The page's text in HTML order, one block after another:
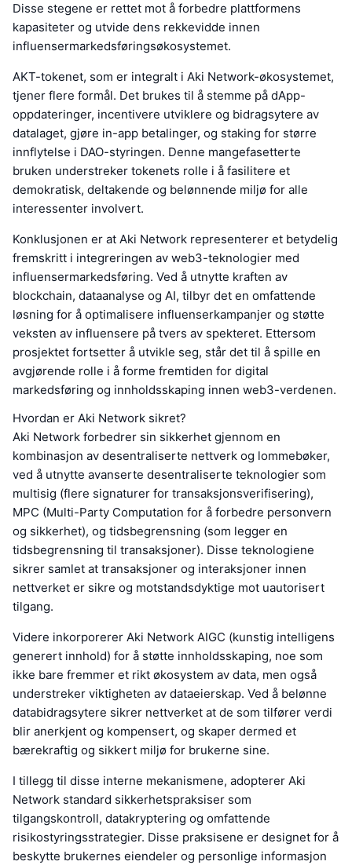
Disse stegene er rettet mot å forbedre plattformens
kapasiteter og utvide dens rekkevidde innen
influensermarkedsføringsøkosystemet.
AKT-tokenet, som er integralt i Aki Network-økosystemet,
tjener flere formål. Det brukes til å stemme på dApp-
oppdateringer, incentivere utviklere og bidragsytere av
datalaget, gjøre in-app betalinger, og staking for større
innflytelse i DAO-styringen. Denne mangefasetterte
bruken understreker tokenets rolle i å fasilitere et
demokratisk, deltakende og belønnende miljø for alle
interessenter involvert.
Konklusjonen er at Aki Network representerer et betydelig
fremskritt i integreringen av web3-teknologier med
influensermarkedsføring. Ved å utnytte kraften av
blockchain, dataanalyse og AI, tilbyr det en omfattende
løsning for å optimalisere influenserkampanjer og støtte
veksten av influensere på tvers av spekteret. Ettersom
prosjektet fortsetter å utvikle seg, står det til å spille en
avgjørende rolle i å forme fremtiden for digital
markedsføring og innholdsskaping innen web3-verdenen.
Hvordan er Aki Network sikret?
Aki Network forbedrer sin sikkerhet gjennom en
kombinasjon av desentraliserte nettverk og lommebøker,
ved å utnytte avanserte desentraliserte teknologier som
multisig (flere signaturer for transaksjonsverifisering),
MPC (Multi-Party Computation for å forbedre personvern
og sikkerhet), og tidsbegrensning (som legger en
tidsbegrensning til transaksjoner). Disse teknologiene
sikrer samlet at transaksjoner og interaksjoner innen
nettverket er sikre og motstandsdyktige mot uautorisert
tilgang.
Videre inkorporerer Aki Network AIGC (kunstig intelligens
generert innhold) for å støtte innholdsskaping, noe som
ikke bare fremmer et rikt økosystem av data, men også
understreker viktigheten av dataeierskap. Ved å belønne
databidragsytere sikrer nettverket at de som tilfører verdi
blir anerkjent og kompensert, og skaper dermed et
bærekraftig og sikkert miljø for brukerne sine.
I tillegg til disse interne mekanismene, adopterer Aki
Network standard sikkerhetspraksiser som
tilgangskontroll, datakryptering og omfattende
risikostyringsstrategier. Disse praksisene er designet for å
beskytte brukernes eiendeler og personlige informasjon